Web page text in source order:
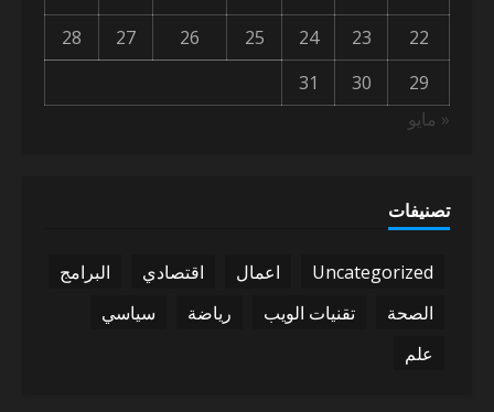
22
23
24
25
26
27
28
29
30
31
« مايو
تصنيفات
Uncategorized اعمال اقتصادي
البرامج
الصحة
تقنيات الويب رياضة
سياسي
علم